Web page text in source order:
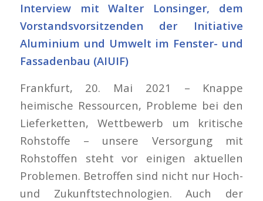
Interview mit Walter Lonsinger, dem
Vorstandsvorsitzenden der Initiative
Aluminium und Umwelt im Fenster- und
Fassadenb­­­au (AIUIF)
Frankfurt, 20. Mai 2021 – Knappe
heimische Ressourcen, Probleme bei den
Lieferketten, Wettbewerb um kritische
Rohstoffe – unsere Versorgung mit
Rohstoffen steht vor einigen aktuellen
Problemen. Betroffen sind nicht nur Hoch-
und Zukunftstechnologien. Auch der